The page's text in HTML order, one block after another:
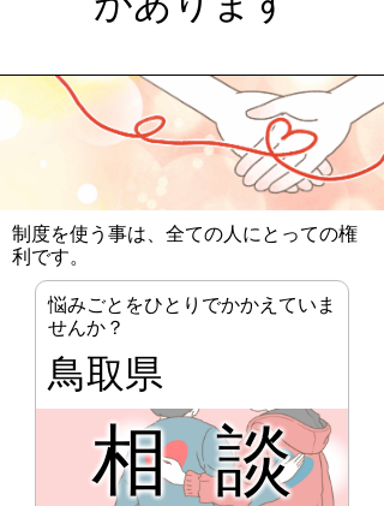
制度を使う事は、全ての人にとっての権
利です。
悩みごとをひとりでかかえていま
せんか？
鳥取県
相談